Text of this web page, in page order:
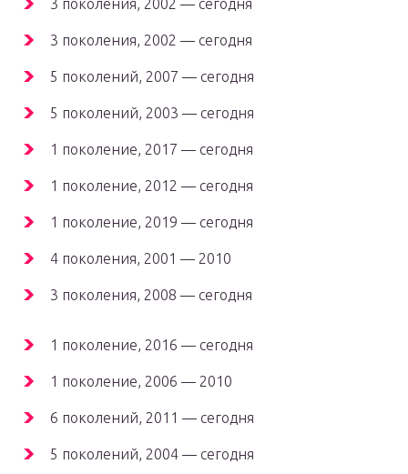
3 поколения, 2002 — сегодня
3 поколения, 2002 — сегодня
5 поколений, 2007 — сегодня
5 поколений, 2003 — сегодня
1 поколение, 2017 — сегодня
1 поколение, 2012 — сегодня
1 поколение, 2019 — сегодня
4 поколения, 2001 — 2010
3 поколения, 2008 — сегодня
1 поколение, 2016 — сегодня
1 поколение, 2006 — 2010
6 поколений, 2011 — сегодня
5 поколений, 2004 — сегодня